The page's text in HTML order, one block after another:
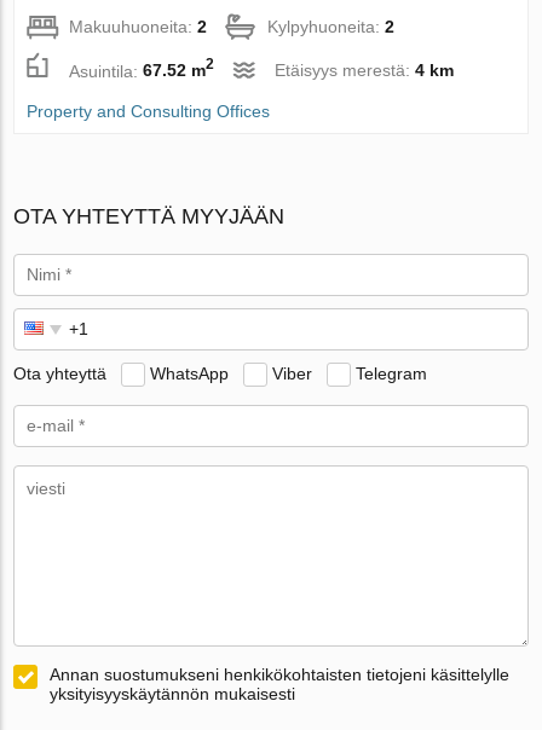
Makuuhuoneita:2 Kylpyhuoneita:2
Asuintila:67.52 m2 Etäisyys merestä:4 km
Property and Consulting Offices
OTA YHTEYTTÄ MYYJÄÄN
Ota yhteyttä WhatsApp Viber Telegram
Annan suostumukseni henkikökohtaisten tietojeni käsittelylle
yksityisyyskäytännön mukaisesti